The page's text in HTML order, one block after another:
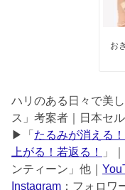
お
ハリのある日々で美
ス」考案者｜日本セ
▶︎「 たるみが消える
上がる！若返る！
」
ンティーン」他｜
Instagram ：フォロワ